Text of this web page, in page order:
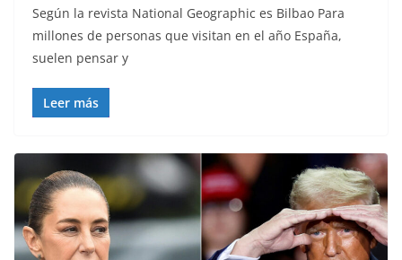
Según la revista National Geographic es Bilbao Para
millones de personas que visitan en el año España,
suelen pensar y
Leer más